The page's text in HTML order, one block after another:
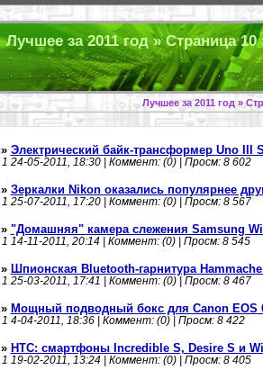
Лучшее за 2011 год » Страница 10
Лучшее за 2011 год »
» Электрический байк-трансформер Uno III
1 24-05-2011, 18:30 | Коммент: (0) | Просм: 8 602
» Зеркалки Nikon оказались популярнее
1 25-07-2011, 17:20 | Коммент: (0) | Просм: 8 567
» "Домашняя" камера слежения Samsung
1 14-11-2011, 20:14 | Коммент: (0) | Просм: 8 545
» Шпионская Bluetooth-гарнитура
1 25-03-2011, 17:41 | Коммент: (0) | Просм: 8 467
» Мощный подводный бокс для Canon EOS
1 4-04-2011, 18:36 | Коммент: (0) | Просм: 8 422
» HTC: смартфоны Incredible S, Desire S и
1 19-02-2011, 13:24 | Коммент: (0) | Просм: 8 405